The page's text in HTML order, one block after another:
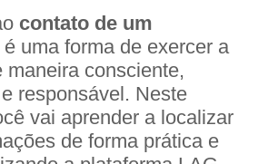
contato de um
é uma forma de exercer a
maneira consciente,
responsável. Neste
vai aprender a localizar
de forma prática e